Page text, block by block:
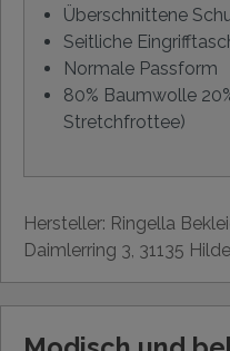
Überschnittene
Seitliche
Normale Passform
80% Baumwolle
Stretchfrottee)
Hersteller: Ringella
Daimlerring 3, 31135